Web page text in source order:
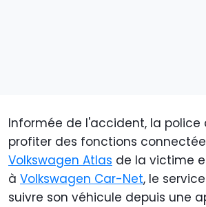
Informée de l'accident, la police
profiter des fonctions
Volkswagen Atlas de la victime
à Volkswagen Car-Net, le
suivre son véhicule depuis une